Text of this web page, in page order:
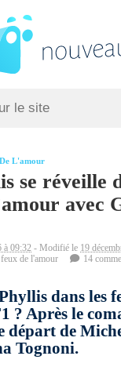
L'amour
se réveille
avec
à 09:32 - Modifié le 19
de l'amour 14
dans les
? Après le
départ de
Tognoni.